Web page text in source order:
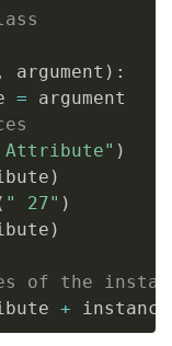
, argument ) :
=
)
)
" 27" )
)
of the
+